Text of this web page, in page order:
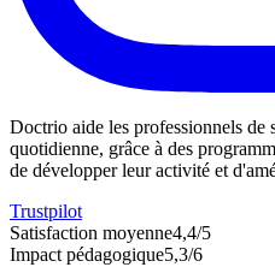
Doctrio aide les professionnels de
quotidienne, grâce à des
de développer leur activité et
Trustpilot
Satisfaction moyenne4,4/5
Impact pédagogique5,3/6